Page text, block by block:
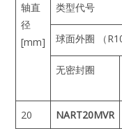
轴直
径
[mm]
类型代号
球面外圈 （
无密封圈
20 NART20MVR